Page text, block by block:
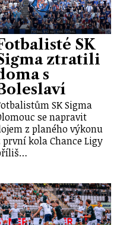
SK
ztratili
s
SK Sigma
se napravit
z planého výkonu
první kola Chance Ligy